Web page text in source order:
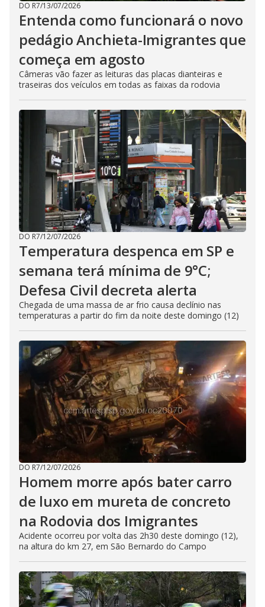
DO R7/13/07/2026
Entenda como funcionará o novo
pedágio Anchieta-Imigrantes que
começa em agosto
Câmeras vão fazer as leituras das placas dianteiras e
traseiras dos veículos em todas as faixas da rodovia
DO R7/12/07/2026
Temperatura despenca em SP e
semana terá mínima de 9°C;
Defesa Civil decreta alerta
Chegada de uma massa de ar frio causa declínio nas
temperaturas a partir do fim da noite deste domingo (12)
DO R7/12/07/2026
Homem morre após bater carro
de luxo em mureta de concreto
na Rodovia dos Imigrantes
Acidente ocorreu por volta das 2h30 deste domingo (12),
na altura do km 27, em São Bernardo do Campo